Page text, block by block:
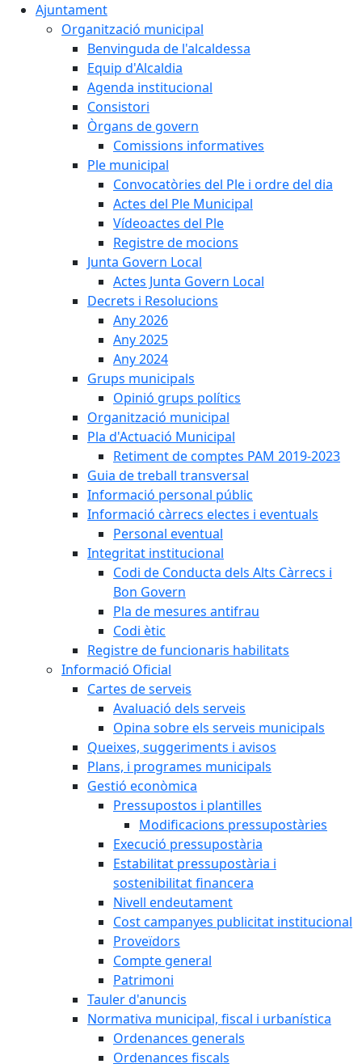
Ajuntament
Organització municipal
Benvinguda de l'alcaldessa
Equip d'Alcaldia
Agenda institucional
Consistori
Òrgans de govern
Comissions informatives
Ple municipal
Convocatòries del Ple i ordre del dia
Actes del Ple Municipal
Vídeoactes del Ple
Registre de mocions
Junta Govern Local
Actes Junta Govern Local
Decrets i Resolucions
Any 2026
Any 2025
Any 2024
Grups municipals
Opinió grups polítics
Organització municipal
Pla d'Actuació Municipal
Retiment de comptes PAM 2019-2023
Guia de treball transversal
Informació personal públic
Informació càrrecs electes i eventuals
Personal eventual
Integritat institucional
Codi de Conducta dels Alts Càrrecs i
Bon Govern
Pla de mesures antifrau
Codi ètic
Registre de funcionaris habilitats
Informació Oficial
Cartes de serveis
Avaluació dels serveis
Opina sobre els serveis municipals
Queixes, suggeriments i avisos
Plans, i programes municipals
Gestió econòmica
Pressupostos i plantilles
Modificacions pressupostàries
Execució pressupostària
Estabilitat pressupostària i
sostenibilitat financera
Nivell endeutament
Cost campanyes publicitat institucional
Proveïdors
Compte general
Patrimoni
Tauler d'anuncis
Normativa municipal, fiscal i urbanística
Ordenances generals
Ordenances fiscals